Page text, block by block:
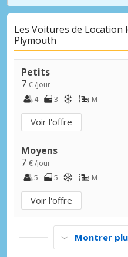
Les Voitures de Location
Plymouth
Petits
7 € /jour
4
3 M
Voir l'offre
Moyens
7 € /jour
5
5 M
Voir l'offre
Montrer